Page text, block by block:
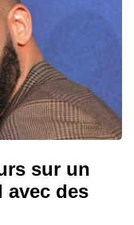
sur un
avec des